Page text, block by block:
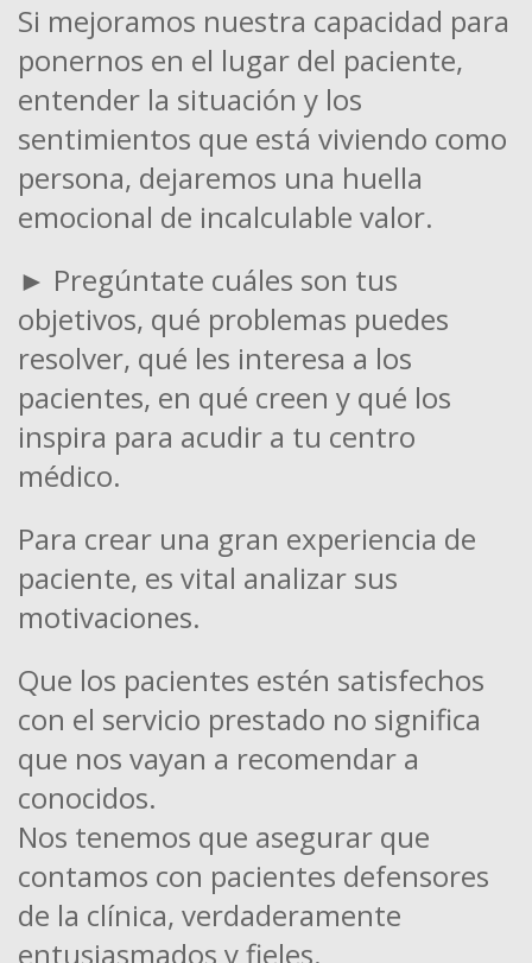
Si mejoramos nuestra capacidad para
ponernos en el lugar del paciente,
entender la situación y los
sentimientos que está viviendo como
persona, dejaremos una huella
emocional de incalculable valor.
► Pregúntate cuáles son tus
objetivos, qué problemas puedes
resolver, qué les interesa a los
pacientes, en qué creen y qué los
inspira para acudir a tu centro
médico.
Para crear una gran experiencia de
paciente, es vital analizar sus
motivaciones.
Que los pacientes estén satisfechos
con el servicio prestado no significa
que nos vayan a recomendar a
conocidos.
Nos tenemos que asegurar que
contamos con pacientes defensores
de la clínica, verdaderamente
entusiasmados y fieles.